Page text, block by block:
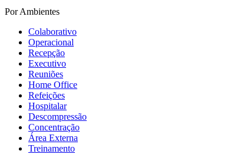
Por Ambientes
Colaborativo
Operacional
Recepção
Executivo
Reuniões
Home Office
Refeições
Hospitalar
Descompressão
Concentração
Área Externa
Treinamento